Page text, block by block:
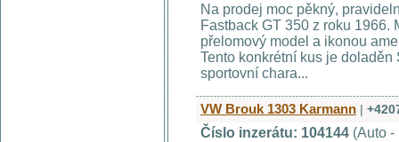
Na prodej moc pěkný,
Fastback GT 350 z roku 1966.
přelomový model a ikonou
Tento konkrétní kus je
sportovní chara...
VW Brouk 1303 Karmann |
Číslo inzerátu: 104144 (Auto -